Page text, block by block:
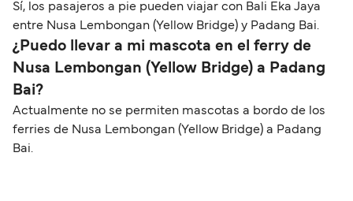
Sí, los pasajeros a pie pueden viajar con Bali Eka Jaya
entre Nusa Lembongan (Yellow Bridge) y Padang Bai.
¿Puedo llevar a mi mascota en el ferry de
Nusa Lembongan (Yellow Bridge) a Padang
Bai?
Actualmente no se permiten mascotas a bordo de los
ferries de Nusa Lembongan (Yellow Bridge) a Padang
Bai.